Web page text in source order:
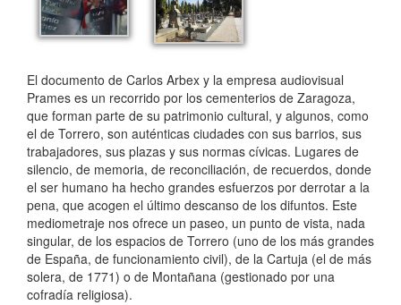
El documento de Carlos Arbex y la empresa audiovisual
Prames es un recorrido por los cementerios de Zaragoza,
que forman parte de su patrimonio cultural, y algunos, como
el de Torrero, son auténticas ciudades con sus barrios, sus
trabajadores, sus plazas y sus normas cívicas. Lugares de
silencio, de memoria, de reconciliación, de recuerdos, donde
el ser humano ha hecho grandes esfuerzos por derrotar a la
pena, que acogen el último descanso de los difuntos. Este
mediometraje nos ofrece un paseo, un punto de vista, nada
singular, de los espacios de Torrero (uno de los más grandes
de España, de funcionamiento civil), de la Cartuja (el de más
solera, de 1771) o de Montañana (gestionado por una
cofradía religiosa).